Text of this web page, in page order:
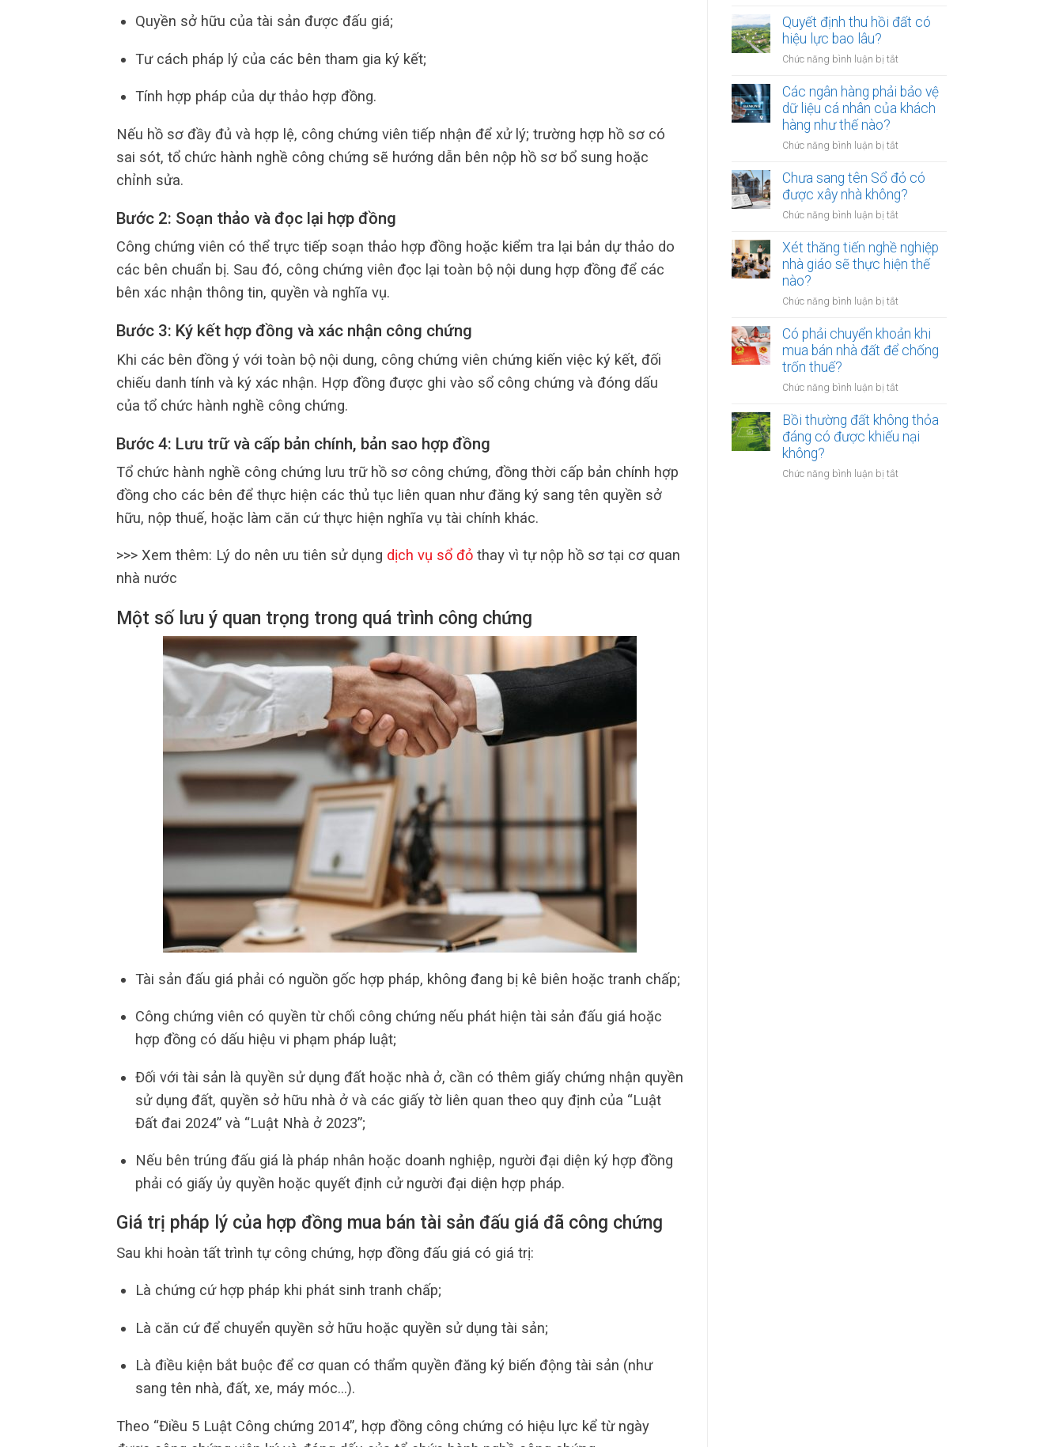
Quyền sở hữu của tài sản được đấu giá;
Tư cách pháp lý của các bên tham gia ký kết;
Tính hợp pháp của dự thảo hợp đồng.
Nếu hồ sơ đầy đủ và hợp lệ, công chứng viên tiếp nhận để xử lý; trường hợp hồ sơ có
sai sót, tổ chức hành nghề công chứng sẽ hướng dẫn bên nộp hồ sơ bổ sung hoặc
chỉnh sửa.
Bước 2: Soạn thảo và đọc lại hợp đồng
Công chứng viên có thể trực tiếp soạn thảo hợp đồng hoặc kiểm tra lại bản dự thảo do
các bên chuẩn bị. Sau đó, công chứng viên đọc lại toàn bộ nội dung hợp đồng để các
bên xác nhận thông tin, quyền và nghĩa vụ.
Bước 3: Ký kết hợp đồng và xác nhận công chứng
Khi các bên đồng ý với toàn bộ nội dung, công chứng viên chứng kiến việc ký kết, đối
chiếu danh tính và ký xác nhận. Hợp đồng được ghi vào sổ công chứng và đóng dấu
của tổ chức hành nghề công chứng.
Bước 4: Lưu trữ và cấp bản chính, bản sao hợp đồng
Tổ chức hành nghề công chứng lưu trữ hồ sơ công chứng, đồng thời cấp bản chính hợp
đồng cho các bên để thực hiện các thủ tục liên quan như đăng ký sang tên quyền sở
hữu, nộp thuế, hoặc làm căn cứ thực hiện nghĩa vụ tài chính khác.
>>> Xem thêm: Lý do nên ưu tiên sử dụng dịch vụ sổ đỏ thay vì tự nộp hồ sơ tại cơ quan
nhà nước
Một số lưu ý quan trọng trong quá trình công chứng
Tài sản đấu giá phải có nguồn gốc hợp pháp, không đang bị kê biên hoặc tranh chấp;
Công chứng viên có quyền từ chối công chứng nếu phát hiện tài sản đấu giá hoặc
hợp đồng có dấu hiệu vi phạm pháp luật;
Đối với tài sản là quyền sử dụng đất hoặc nhà ở, cần có thêm giấy chứng nhận quyền
sử dụng đất, quyền sở hữu nhà ở và các giấy tờ liên quan theo quy định của “Luật
Đất đai 2024” và “Luật Nhà ở 2023”;
Nếu bên trúng đấu giá là pháp nhân hoặc doanh nghiệp, người đại diện ký hợp đồng
phải có giấy ủy quyền hoặc quyết định cử người đại diện hợp pháp.
Giá trị pháp lý của hợp đồng mua bán tài sản đấu giá đã công chứng
Sau khi hoàn tất trình tự công chứng, hợp đồng đấu giá có giá trị:
Là chứng cứ hợp pháp khi phát sinh tranh chấp;
Là căn cứ để chuyển quyền sở hữu hoặc quyền sử dụng tài sản;
Là điều kiện bắt buộc để cơ quan có thẩm quyền đăng ký biến động tài sản (như
sang tên nhà, đất, xe, máy móc…).
Theo “Điều 5 Luật Công chứng 2014”, hợp đồng công chứng có hiệu lực kể từ ngày
rọ
bao
nhiêu?
chấp
đất
có
bắt
tại
UBND
cấp
Quyết định thu hồi đất có
hiệu lực bao lâu?
Chức năng bình luận bị tắt
định
thu
có
lực
bao
Các ngân hàng phải bảo vệ
dữ liệu cá nhân của khách
hàng như thế nào?
Chức năng bình luận bị tắt
ngân
hàng
phải
bảo
dữ
liệu
khách
hàng
như
Chưa sang tên Sổ đỏ có
được xây nhà không?
Chức năng bình luận bị tắt
sang
tên
Sổ
có
xây
nhà
Xét thăng tiến nghề nghiệp
nhà giáo sẽ thực hiện thế
nào?
Chức năng bình luận bị tắt
thăng
tiến
nhà
sẽ
thực
Có phải chuyển khoản khi
mua bán nhà đất để chống
trốn thuế?
Chức năng bình luận bị tắt
phải
chuyển
khoản
mua
Bồi thường đất không thỏa
đáng có được khiếu nại
không?
Chức năng bình luận bị tắt